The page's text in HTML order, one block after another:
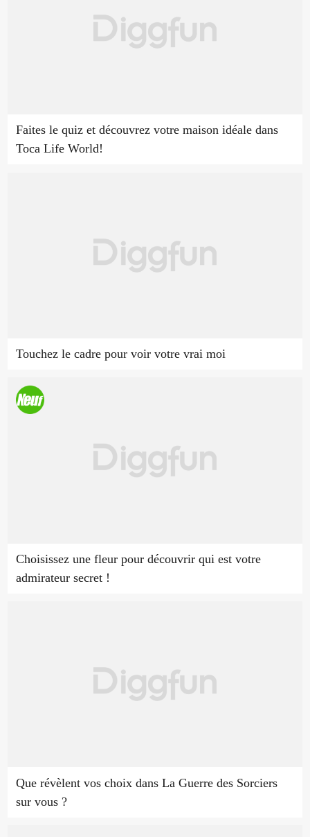
Faites le quiz et découvrez votre maison idéale dans
Toca Life World!
Touchez le cadre pour voir votre vrai moi
Choisissez une fleur pour découvrir qui est votre
admirateur secret !
Que révèlent vos choix dans La Guerre des Sorciers
sur vous ?